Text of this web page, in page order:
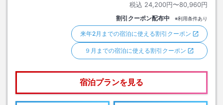
税込 24,200円〜80,960円
割引クーポン配布中 ※利用条件あり
来年2月までの宿泊に使える割引クーポン
９月までの宿泊に使える割引クーポン
宿泊プランを見る